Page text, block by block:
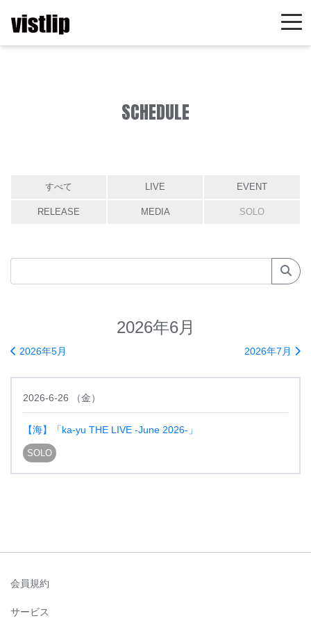
SCHEDULE
すべて LIVE EVENT
RELEASE MEDIA SOLO
2026年6月
2026年5月 2026年7月
2026-6-26 （金）
【海】「ka-yu THE LIVE -June 2026-」
SOLO
会員規約
サービス